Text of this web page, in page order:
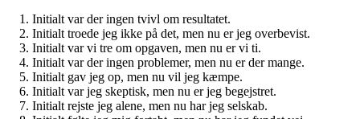
Initialt var der ingen tvivl om resultatet.
Initialt troede jeg ikke på det, men nu er jeg overbevist.
Initialt var vi tre om opgaven, men nu er vi ti.
Initialt var der ingen problemer, men nu er der mange.
Initialt gav jeg op, men nu vil jeg kæmpe.
Initialt var jeg skeptisk, men nu er jeg begejstret.
Initialt rejste jeg alene, men nu har jeg selskab.